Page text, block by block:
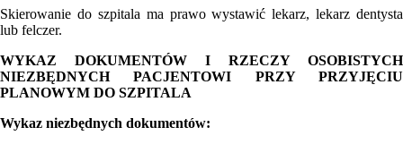
Skierowanie do szpitala ma prawo wystawić lekarz, lekarz dentysta
lub felczer.
WYKAZ DOKUMENTÓW I RZECZY OSOBISTYCH
NIEZBĘDNYCH PACJENTOWI PRZY PRZYJĘCIU
PLANOWYM DO SZPITALA
Wykaz niezbędnych dokumentów: